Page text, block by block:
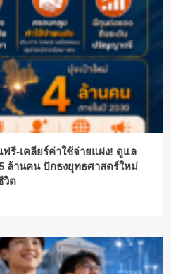
รี-เคลียร์ค่าใช้จ่ายแฝง! ดูแล
ล้านคน ปักธงยุทธศาสตร์ใหม่
วิต